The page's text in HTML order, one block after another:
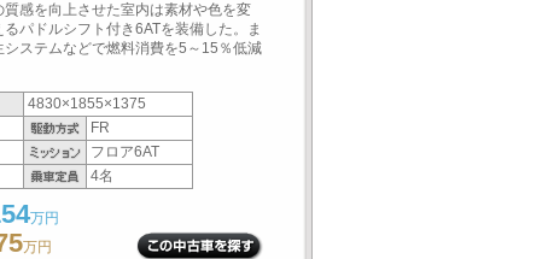
感を向上させた室内は素材や色を変
パドルシフト付き6ATを装備した。ま
ステムなどで燃料消費を5～15％低減
4830×1855×1375
FR
フロア6AT
4名
万円
万円